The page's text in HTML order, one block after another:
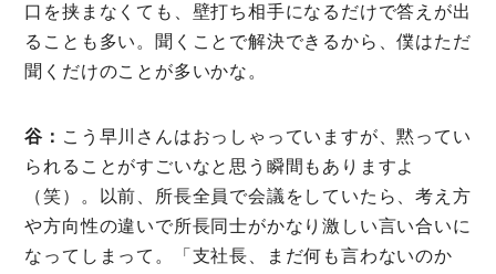
口を挟まなくても、壁打ち相手になるだけで答えが出
ることも多い。聞くことで解決できるから、僕はただ
聞くだけのことが多いかな。
谷： こう早川さんはおっしゃっていますが、黙ってい
られることがすごいなと思う瞬間もありますよ
（笑）。以前、所長全員で会議をしていたら、考え方
や方向性の違いで所長同士がかなり激しい言い合いに
なってしまって。「支社長、まだ何も言わないのか